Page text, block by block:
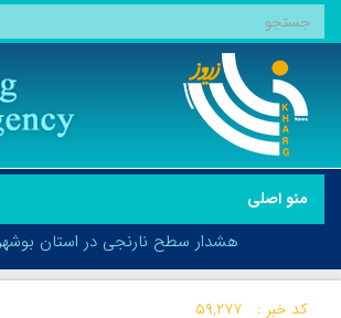
منو اصلی
هشدار سطح نارنجی در استان
کد خبر :
۵۹,۲۷۷